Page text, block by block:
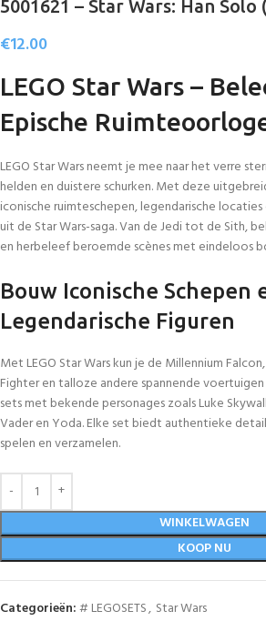
5001621 – Star Wars: Han Solo
€12.00
LEGO Star Wars –
Epische
LEGO Star Wars neemt je mee naar het verre
helden en duistere schurken. Met deze
iconische ruimteschepen, legendarische
uit de Star Wars-saga. Van de Jedi tot de Sith,
en herbeleef beroemde scènes met eindeloos
Bouw Iconische Schepen
Legendarische Figuren
Met LEGO Star Wars kun je de Millennium
Fighter en talloze andere spannende
sets met bekende personages zoals Luke
Vader en Yoda. Elke set biedt authentieke
spelen en verzamelen.
WINKELWAGEN
KOOP NU
Categorieën:# LEGOSETS, Star Wars